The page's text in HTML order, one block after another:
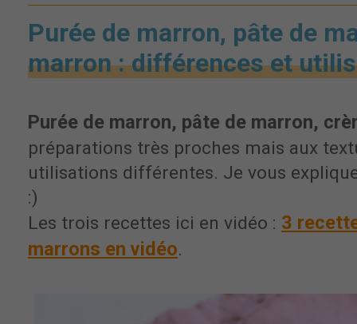
Purée de marron, pâte de
marron : différences et
Purée de marron, pâte de marron,
préparations très proches mais aux
utilisations différentes. Je vous
:)
Les trois recettes ici en vidéo : 3
marrons en vidéo.